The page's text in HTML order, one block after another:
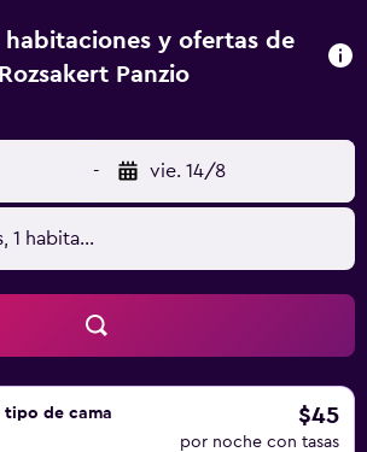
en Rózsakert Panzió. Protestant Great
está a 50 km del alojamiento, y
habitaciones y ofertas de
Rozsakert Panzio
- vie. 14/8
1 habitación
tipo de cama
$45
por noche con tasas